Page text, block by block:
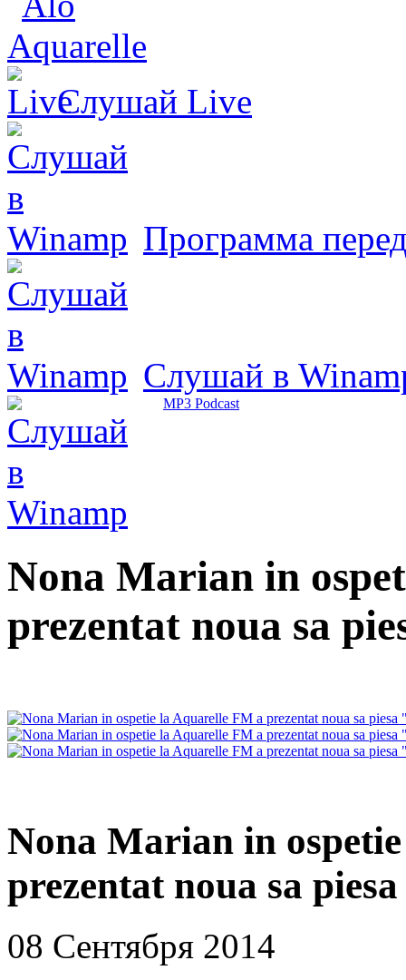
Слушай Live
Программа
Слушай в
MP3 Podcast
Nona Marian in
prezentat noua sa
Nona Marian in
prezentat noua sa
08 Сентября 2014